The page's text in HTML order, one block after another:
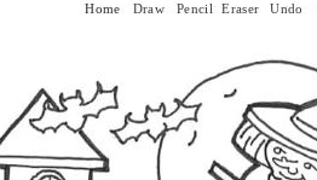
Home Draw Pencil Eraser Undo